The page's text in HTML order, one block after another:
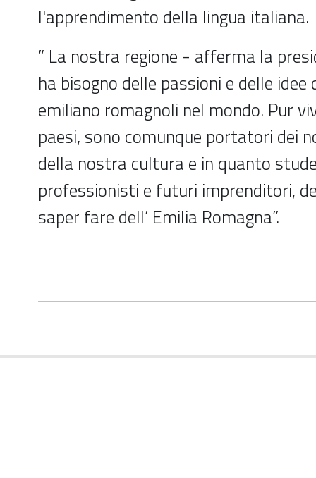
l'apprendimento della lingua italiana.
” La nostra regione - afferma la
ha bisogno delle passioni e delle idee
emiliano romagnoli nel mondo. Pur
paesi, sono comunque portatori dei
della nostra cultura e in quanto
professionisti e futuri imprenditori,
saper fare dell’ Emilia Romagna”.